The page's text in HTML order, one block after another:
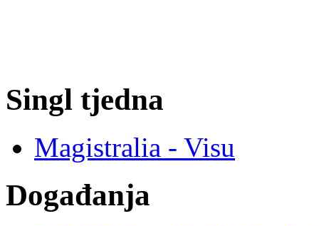
Singl tjedna
Magistralia - Visu
Događanja